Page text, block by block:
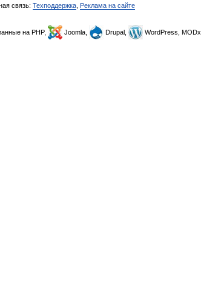
связь: Техподдержка Реклама на сайте
на PHP, Joomla, Drupal, WordPress, MODx.